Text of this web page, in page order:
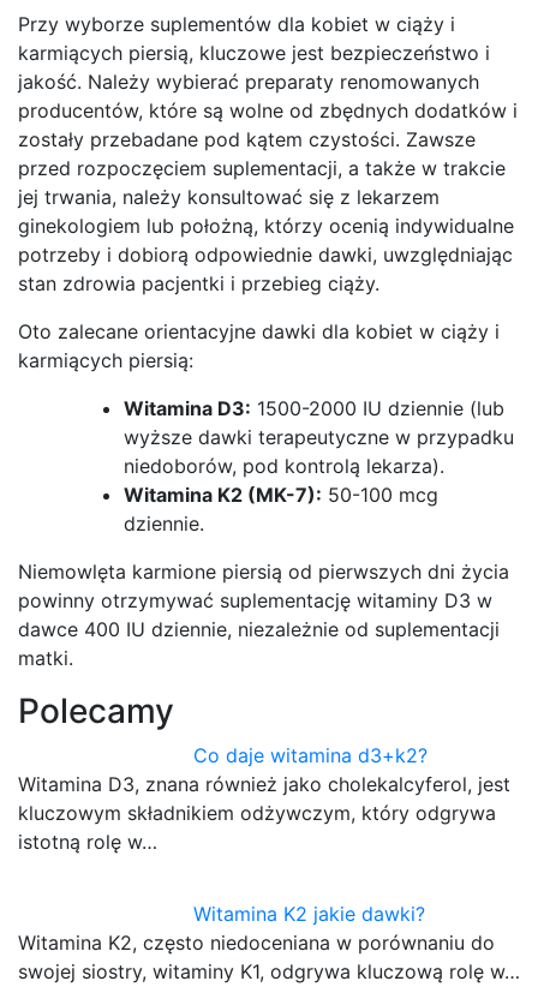
Przy wyborze suplementów dla kobiet w ciąży i
karmiących piersią, kluczowe jest bezpieczeństwo i
jakość. Należy wybierać preparaty renomowanych
producentów, które są wolne od zbędnych dodatków i
zostały przebadane pod kątem czystości. Zawsze
przed rozpoczęciem suplementacji, a także w trakcie
jej trwania, należy konsultować się z lekarzem
ginekologiem lub położną, którzy ocenią indywidualne
potrzeby i dobiorą odpowiednie dawki, uwzględniając
stan zdrowia pacjentki i przebieg ciąży.
Oto zalecane orientacyjne dawki dla kobiet w ciąży i
karmiących piersią:
Witamina D3: 1500-2000 IU dziennie (lub
wyższe dawki terapeutyczne w przypadku
niedoborów, pod kontrolą lekarza).
Witamina K2 (MK-7): 50-100 mcg
dziennie.
Niemowlęta karmione piersią od pierwszych dni życia
powinny otrzymywać suplementację witaminy D3 w
dawce 400 IU dziennie, niezależnie od suplementacji
matki.
Polecamy
Co daje witamina d3+k2?
Witamina D3, znana również jako cholekalcyferol, jest
kluczowym składnikiem odżywczym, który odgrywa
istotną rolę w…
Witamina K2 jakie dawki?
Witamina K2, często niedoceniana w porównaniu do
swojej siostry, witaminy K1, odgrywa kluczową rolę w…